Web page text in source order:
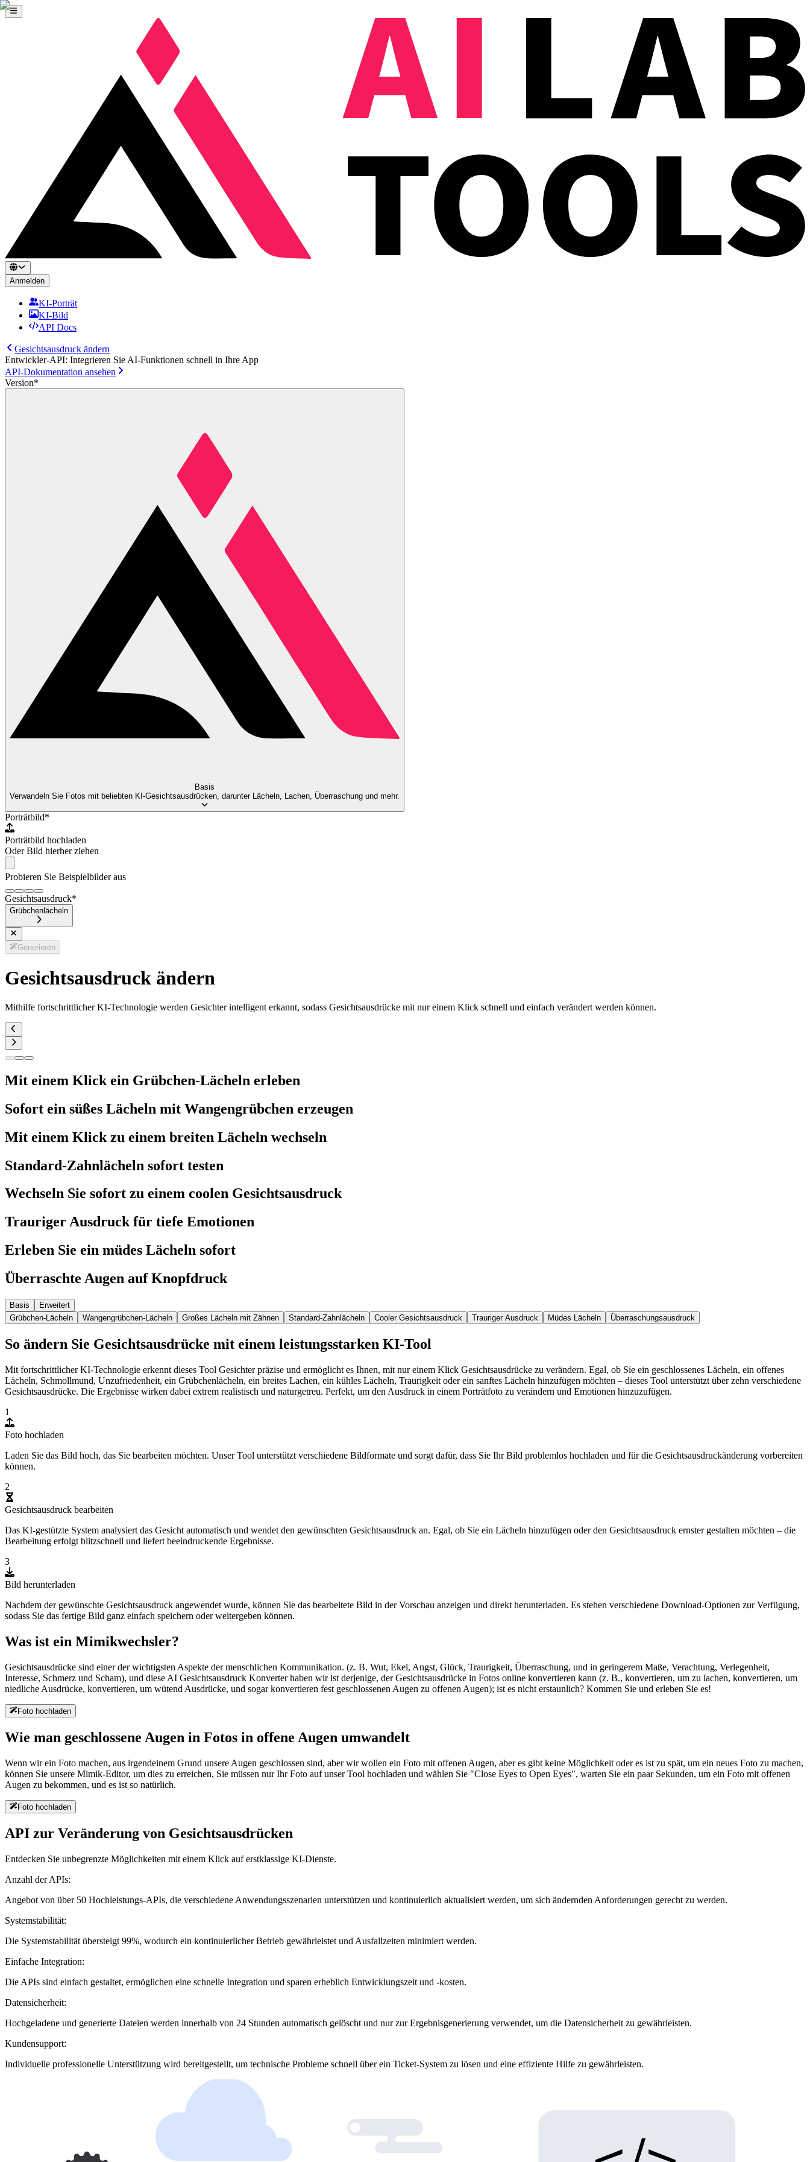
Anmelden
KI-Porträt
KI-Bild
API Docs
Gesichtsausdruck ändern
Entwickler-API: Integrieren Sie AI-Funktionen schnell in Ihre App
API-Dokumentation ansehen
Version*
Basis
Verwandeln Sie Fotos mit beliebten KI-Gesichtsausdrücken, darunter Lächeln, Lachen, Überraschung und mehr.
Porträtbild*
Porträtbild hochladen
Oder Bild hierher ziehen
Probieren Sie Beispielbilder aus
Gesichtsausdruck*
Grübchenlächeln
Generieren
Gesichtsausdruck ändern
Mithilfe fortschrittlicher KI-Technologie werden Gesichter intelligent erkannt, sodass Gesichtsausdrücke mit nur einem Klick schnell und einfach verändert werden können.
Mit einem Klick ein Grübchen-Lächeln erleben
Sofort ein süßes Lächeln mit Wangengrübchen erzeugen
Mit einem Klick zu einem breiten Lächeln wechseln
Standard-Zahnlächeln sofort testen
Wechseln Sie sofort zu einem coolen Gesichtsausdruck
Trauriger Ausdruck für tiefe Emotionen
Erleben Sie ein müdes Lächeln sofort
Überraschte Augen auf Knopfdruck
Basis
Erweitert
Grübchen-Lächeln
Wangengrübchen-Lächeln Großes Lächeln mit Zähnen Standard-Zahnlächeln Cooler Gesichtsausdruck Trauriger Ausdruck Müdes Lächeln Überraschungsausdruck
So ändern Sie Gesichtsausdrücke mit einem leistungsstarken KI-Tool
Mit fortschrittlicher KI-Technologie erkennt dieses Tool Gesichter präzise und ermöglicht es Ihnen, mit nur einem Klick Gesichtsausdrücke zu verändern. Egal, ob Sie ein geschlossenes Lächeln, ein offenes
Lächeln, Schmollmund, Unzufriedenheit, ein Grübchenlächeln, ein breites Lachen, ein kühles Lächeln, Traurigkeit oder ein sanftes Lächeln hinzufügen möchten – dieses Tool unterstützt über zehn verschiedene
Gesichtsausdrücke. Die Ergebnisse wirken dabei extrem realistisch und naturgetreu. Perfekt, um den Ausdruck in einem Porträtfoto zu verändern und Emotionen hinzuzufügen.
1
Foto hochladen
Laden Sie das Bild hoch, das Sie bearbeiten möchten. Unser Tool unterstützt verschiedene Bildformate und sorgt dafür, dass Sie Ihr Bild problemlos hochladen und für die Gesichtsausdruckänderung vorbereiten
können.
2
Gesichtsausdruck bearbeiten
Das KI-gestützte System analysiert das Gesicht automatisch und wendet den gewünschten Gesichtsausdruck an. Egal, ob Sie ein Lächeln hinzufügen oder den Gesichtsausdruck ernster gestalten möchten – die
Bearbeitung erfolgt blitzschnell und liefert beeindruckende Ergebnisse.
3
Bild herunterladen
Nachdem der gewünschte Gesichtsausdruck angewendet wurde, können Sie das bearbeitete Bild in der Vorschau anzeigen und direkt herunterladen. Es stehen verschiedene Download-Optionen zur Verfügung,
sodass Sie das fertige Bild ganz einfach speichern oder weitergeben können.
Was ist ein Mimikwechsler?
Gesichtsausdrücke sind einer der wichtigsten Aspekte der menschlichen Kommunikation. (z. B. Wut, Ekel, Angst, Glück, Traurigkeit, Überraschung, und in geringerem Maße, Verachtung, Verlegenheit,
Interesse, Schmerz und Scham), und diese AI Gesichtsausdruck Konverter haben wir ist derjenige, der Gesichtsausdrücke in Fotos online konvertieren kann (z. B., konvertieren, um zu lachen, konvertieren, um
niedliche Ausdrücke, konvertieren, um wütend Ausdrücke, und sogar konvertieren fest geschlossenen Augen zu offenen Augen); ist es nicht erstaunlich? Kommen Sie und erleben Sie es!
Foto hochladen
Wie man geschlossene Augen in Fotos in offene Augen umwandelt
Wenn wir ein Foto machen, aus irgendeinem Grund unsere Augen geschlossen sind, aber wir wollen ein Foto mit offenen Augen, aber es gibt keine Möglichkeit oder es ist zu spät, um ein neues Foto zu machen,
können Sie unsere Mimik-Editor, um dies zu erreichen, Sie müssen nur Ihr Foto auf unser Tool hochladen und wählen Sie "Close Eyes to Open Eyes", warten Sie ein paar Sekunden, um ein Foto mit offenen
Augen zu bekommen, und es ist so natürlich.
Foto hochladen
API zur Veränderung von Gesichtsausdrücken
Entdecken Sie unbegrenzte Möglichkeiten mit einem Klick auf erstklassige KI-Dienste.
Anzahl der APIs:
Angebot von über 50 Hochleistungs-APIs, die verschiedene Anwendungsszenarien unterstützen und kontinuierlich aktualisiert werden, um sich ändernden Anforderungen gerecht zu werden.
Systemstabilität:
Die Systemstabilität übersteigt 99%, wodurch ein kontinuierlicher Betrieb gewährleistet und Ausfallzeiten minimiert werden.
Einfache Integration:
Die APIs sind einfach gestaltet, ermöglichen eine schnelle Integration und sparen erheblich Entwicklungszeit und -kosten.
Datensicherheit:
Hochgeladene und generierte Dateien werden innerhalb von 24 Stunden automatisch gelöscht und nur zur Ergebnisgenerierung verwendet, um die Datensicherheit zu gewährleisten.
Kundensupport:
Individuelle professionelle Unterstützung wird bereitgestellt, um technische Probleme schnell über ein Ticket-System zu lösen und eine effiziente Hilfe zu gewährleisten.